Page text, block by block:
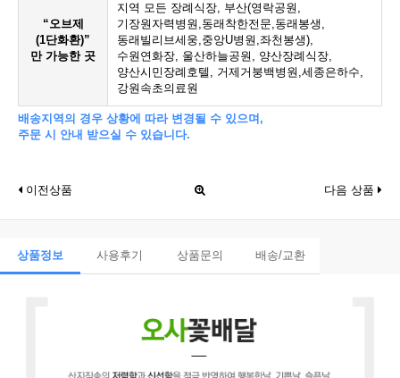
“오브제
(1단화환)”
만 가능한 곳
지역 모든 장례식장, 부산(영락공원,
기장원자력병원,동래착한전문,동래봉생,
동래빌리브세웅,중앙U병원,좌천봉생),
수원연화장, 울산하늘공원, 양산장례식장,
양산시민장례호텔, 거제거붕백병원,세종은하수,
강원속초의료원
배송지역의 경우 상황에 따라 변경될 수 있으며,
주문 시 안내 받으실 수 있습니다.
이전상품 다음 상품
상품정보 사용후기 상품문의 배송/교환